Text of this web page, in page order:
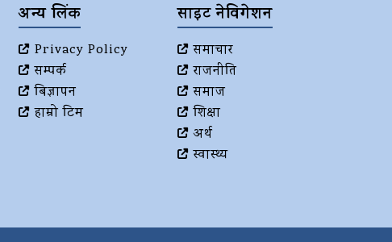
अन्य लिंक
Privacy Policy
सम्पर्क
बिज्ञापन
हाम्रो टिम
साइट नेविगेशन
समाचार
राजनीति
समाज
शिक्षा
अर्थ
स्वास्थ्य